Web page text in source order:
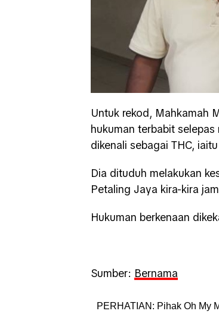
Untuk rekod, Mahkamah
hukuman terbabit
dikenali sebagai THC,
Dia dituduh melakukan
Petaling Jaya kira-kira
Hukuman berkenaan
Sumber: Bernama
PERHATIAN: Pihak Oh My